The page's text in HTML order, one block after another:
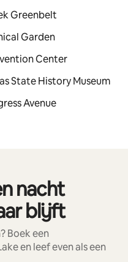
Greenbelt
Garden
Center
State History Museum
Avenue
nacht
blijft
Boek een
en leef even als een